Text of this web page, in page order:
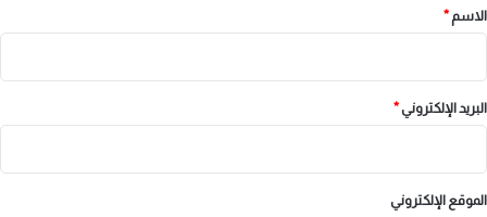
*
الاسم *
البريد الإلكتروني*
الموقع الإلكتروني